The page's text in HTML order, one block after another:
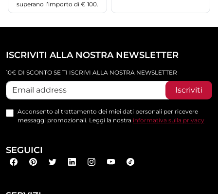
superano l’importo di € 100.
ISCRIVITI ALLA NOSTRA NEWSLETTER
10€ DI SCONTO SE TI ISCRIVI ALLA NOSTRA NEWSLETTER
Iscriviti
Acconsento al trattamento dei miei dati personali per ricevere
messaggi promozionali. Leggi la nostra informativa sulla privacy
SEGUICI